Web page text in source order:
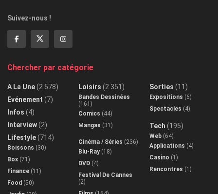
Suivez-nous !
Chercher par catégorie
A La Une(2 578)
Evénement (7)
Infos (4)
Interview(2)
Lifestyle(714)
Boissons (30)
Box (71)
Finance (11)
Food (50)
Loisirs (2 351)
Bandes Dessinées
(161)
Comics (44)
Mangas (31)
Cinéma / Séries (236)
Blu-Ray(18)
DVD (4)
Festival De Cannes
(2)
Sorties (11)
Expositions (6)
Spectacles (4)
Tech (195)
Web (64)
Applications (4)
Casino (1)
Rencontres (1)